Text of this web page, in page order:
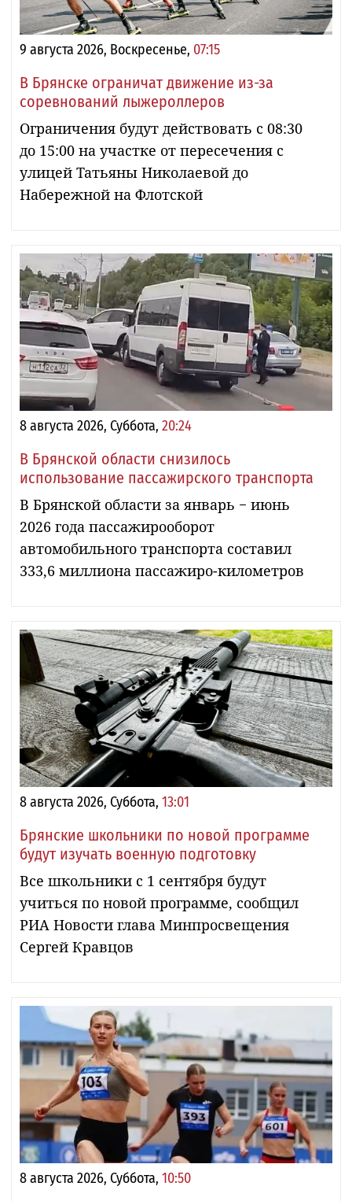
9 августа 2026, Воскресенье, 07:15
В Брянске ограничат движение из-за
соревнований лыжероллеров
Ограничения будут действовать с 08:30
до 15:00 на участке от пересечения с
улицей Татьяны Николаевой до
Набережной на Флотской
8 августа 2026, Суббота, 20:24
В Брянской области снизилось
использование пассажирского транспорта
В Брянской области за январь − июнь
2026 года пассажирооборот
автомобильного транспорта составил
333,6 миллиона пассажиро-километров
8 августа 2026, Суббота, 13:01
Брянские школьники по новой программе
будут изучать военную подготовку
Все школьники с 1 сентября будут
учиться по новой программе, сообщил
РИА Новости глава Минпросвещения
Сергей Кравцов
8 августа 2026, Суббота, 10:50